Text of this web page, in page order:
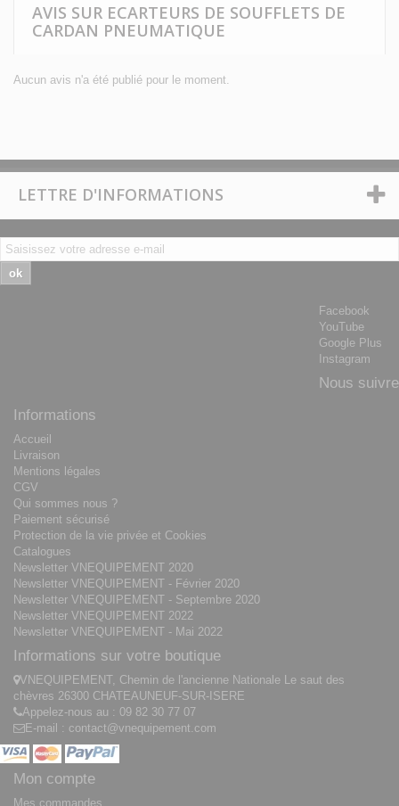
AVIS SUR ECARTEURS DE SOUFFLETS DE
CARDAN PNEUMATIQUE
Aucun avis n'a été publié pour le moment.
LETTRE D'INFORMATIONS
ok
Facebook
YouTube
Google Plus
Instagram
Nous suivre
Informations
Accueil
Livraison
Mentions légales
CGV
Qui sommes nous ?
Paiement sécurisé
Protection de la vie privée et Cookies
Catalogues
Newsletter VNEQUIPEMENT 2020
Newsletter VNEQUIPEMENT - Février 2020
Newsletter VNEQUIPEMENT - Septembre 2020
Newsletter VNEQUIPEMENT 2022
Newsletter VNEQUIPEMENT - Mai 2022
Informations sur votre boutique
VNEQUIPEMENT, Chemin de l'ancienne Nationale Le saut des
chèvres 26300 CHATEAUNEUF-SUR-ISERE
Appelez-nous au : 09 82 30 77 07
E-mail : contact@vnequipement.com
Mon compte
Mes commandes